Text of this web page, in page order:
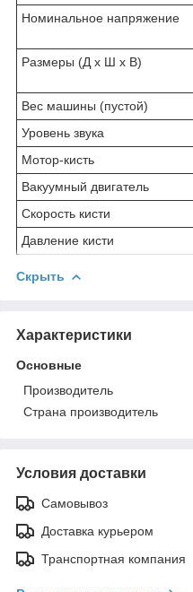
Номинальное напряжение
Размеры (Д х Ш х В)
Вес машины (пустой)
Уровень звука
Мотор-кисть
Вакуумный двигатель
Скорость кисти
Давление кисти
Скрыть
Характеристики
Основные
Производитель
Страна производитель
Условия доставки
Самовывоз
Доставка курьером
Транспортная компания